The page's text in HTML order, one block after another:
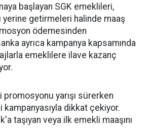
başlayan SGK emeklileri,
yerine getirmeleri halinde maaş
ödemesinden
ayrıca kampanya kapsamında
emeklilere ilave kazanç
promosyonu yarışı sürerken
kampanyasıyla dikkat çekiyor.
taşıyan veya ilk emekli maaşını